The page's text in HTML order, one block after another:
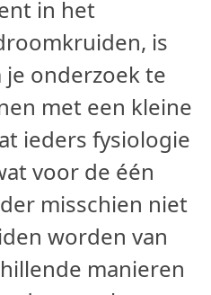
in het
is
onderzoek te
met een kleine
ieders fysiologie
voor de één
misschien niet
worden van
manieren